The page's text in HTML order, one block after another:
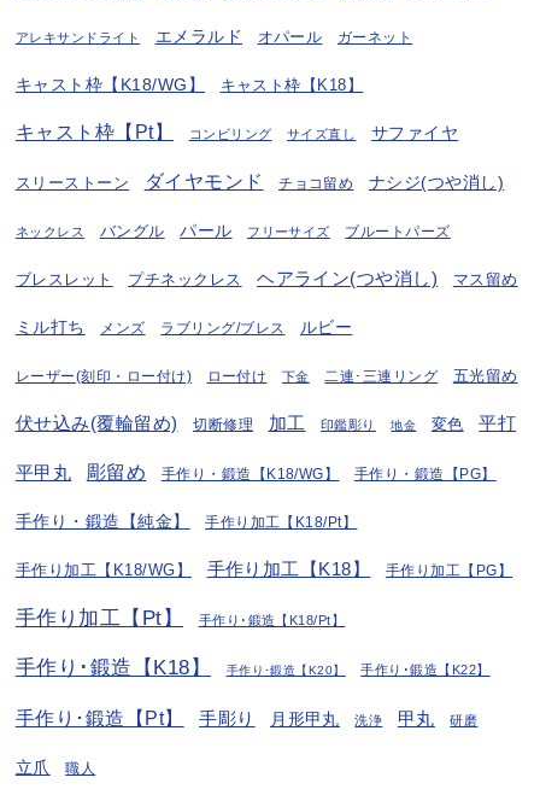
アレキサンドライト エメラルド オパール ガーネット
キャスト枠【K18/WG】 キャスト枠【K18】
キャスト枠【Pt】 コンビリング サイズ直し サファイヤ
スリーストーン ダイヤモンド チョコ留め ナシジ(つや消し)
ネックレス バングル パール フリーサイズ ブルートパーズ
ブレスレット プチネックレス ヘアライン(つや消し) マス留め
ミル打ち メンズ ラブリング/ブレス ルビー
レーザー(刻印・ロー付け) ロー付け 下金 二連･三連リング 五光留め
伏せ込み(覆輪留め) 切断修理 加工 印鑑彫り 地金 変色 平打
平甲丸 彫留め 手作り・鍛造【K18/WG】 手作り・鍛造【PG】
手作り・鍛造【純金】 手作り加工【K18/Pt】
手作り加工【K18/WG】 手作り加工【K18】 手作り加工【PG】
手作り加工【Pt】 手作り･鍛造【K18/Pt】
手作り･鍛造【K18】 手作り･鍛造【K20】 手作り･鍛造【K22】
手作り･鍛造【Pt】 手彫り 月形甲丸 洗浄 甲丸 研磨
立爪 職人